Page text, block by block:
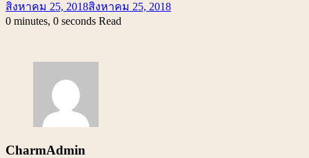
สิงหาคม 25, 2018สิงหาคม 25, 2018
0 minutes, 0 seconds Read
CharmAdmin